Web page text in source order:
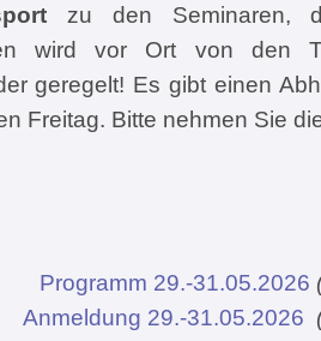
zu den Seminaren,
wird vor Ort von den
geregelt! Es gibt einen
Freitag. Bitte nehmen Sie
Programm 29.-31.05.2026
Anmeldung 29.-31.05.2026